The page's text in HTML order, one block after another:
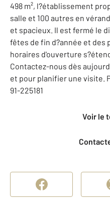
498 m², l?établissement
salle et 100 autres en
et spacieux. Il est fermé le
fêtes de fin d?année et des
horaires d'ouverture
Contactez-nous dès
et pour planifier une visite.
91-225181
Voir le